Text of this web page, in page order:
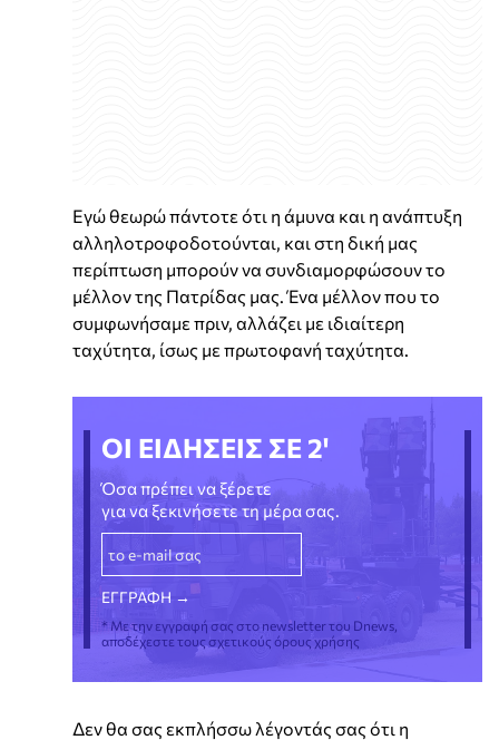
Εγώ θεωρώ πάντοτε ότι η άμυνα και η ανάπτυξη
αλληλοτροφοδοτούνται, και στη δική μας
περίπτωση μπορούν να συνδιαμορφώσουν το
μέλλον της Πατρίδας μας. Ένα μέλλον που το
συμφωνήσαμε πριν, αλλάζει με ιδιαίτερη
ταχύτητα, ίσως με πρωτοφανή ταχύτητα.
ΟΙ ΕΙΔΗΣΕΙΣ ΣΕ 2'
Όσα πρέπει να ξέρετε
για να ξεκινήσετε τη μέρα σας.
* Με την εγγραφή σας στο newsletter του Dnews,
αποδέχεστε τους σχετικούς όρους χρήσης
Δεν θα σας εκπλήσσω λέγοντάς σας ότι η